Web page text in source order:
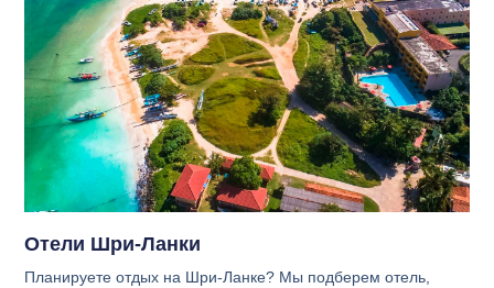
Отели Шри-Ланки
Планируете отдых на Шри-Ланке? Мы подберем отель,